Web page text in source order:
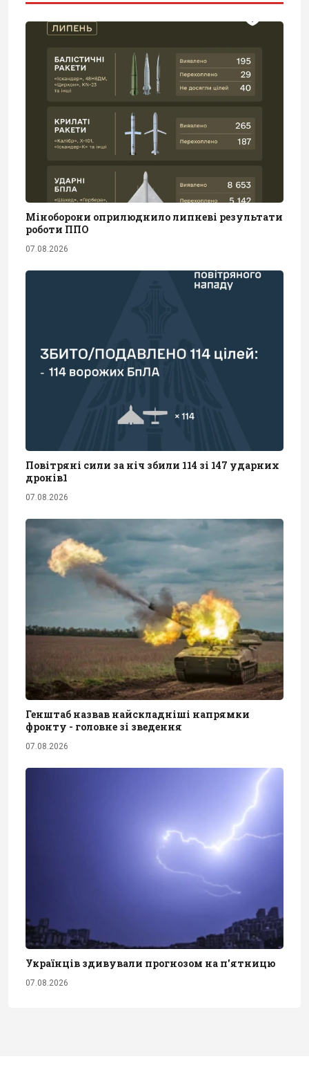
Міноборони оприлюднило липневі результати
роботи ППО
07.08.2026
Повітряні сили за ніч збили 114 зі 147 ударних
дронів1
07.08.2026
Генштаб назвав найскладніші напрямки
фронту - головне зі зведення
07.08.2026
Українців здивували прогнозом на п'ятницю
07.08.2026